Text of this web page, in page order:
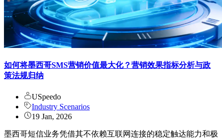
如何将墨西哥SMS营销价值最大化？营销效果指标分析与政
策法规归纳
USpeedo
Industry Scenarios
19 Jan, 2026
墨西哥短信业务凭借其不依赖互联网连接的稳定触达能力和极